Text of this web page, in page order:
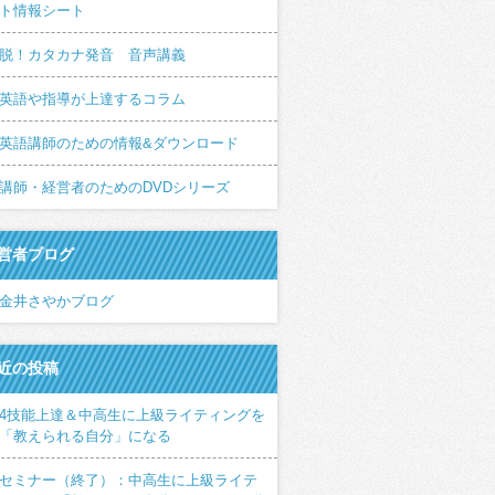
情報シート
！カタカナ発音 音声講義
語や指導が上達するコラム
語講師のための情報&ダウンロード
師・経営者のためのDVDシリーズ
者ブログ
井さやかブログ
の投稿
技能上達＆中高生に上級ライティングを
教えられる自分」になる
ミナー（終了）：中高生に上級ライテ